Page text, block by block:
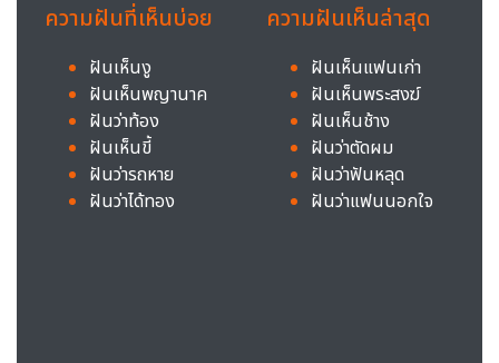
ความฝันที่เห็นบ่อย
ฝันเห็นงู
ฝันเห็นพญานาค
ฝันว่าท้อง
ฝันเห็นขี้
ฝันว่ารถหาย
ฝันว่าได้ทอง
ความฝันเห็นล่าสุด
ฝันเห็นแฟนเก่า
ฝันเห็นพระสงฆ์
ฝันเห็นช้าง
ฝันว่าตัดผม
ฝันว่าฟันหลุด
ฝันว่าแฟนนอกใจ